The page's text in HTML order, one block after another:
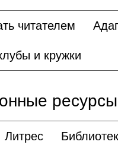
читателем
и кружки
ресурсы
Литрес